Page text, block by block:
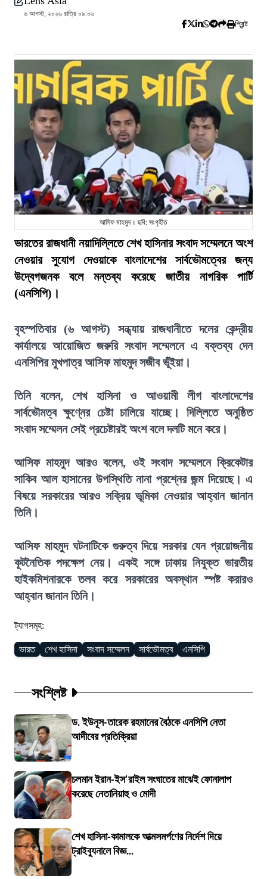
৬ আগস্ট, ২০২৬ রাত্রি ০৯:০৬
প্রিন্ট
আসিফ মাহমুদ। ছবি: সংগৃহীত
ভারতের রাজধানী নয়াদিল্লিতে শেখ হাসিনার সংবাদ সম্মেলনে অংশ
নেওয়ার সুযোগ দেওয়াকে বাংলাদেশের সার্বভৌমত্বের জন্য
উদ্বেগজনক বলে মন্তব্য করেছে জাতীয় নাগরিক পার্টি
(এনসিপি)।
বৃহস্পতিবার (৬ আগস্ট) সন্ধ্যায় রাজধানীতে দলের কেন্দ্রীয়
কার্যালয়ে আয়োজিত জরুরি সংবাদ সম্মেলনে এ বক্তব্য দেন
এনসিপির মুখপাত্র আসিফ মাহমুদ সজীব ভূঁইয়া।
তিনি বলেন, শেখ হাসিনা ও আওয়ামী লীগ বাংলাদেশের
সার্বভৌমত্ব ক্ষুণ্নের চেষ্টা চালিয়ে যাচ্ছে। দিল্লিতে অনুষ্ঠিত
সংবাদ সম্মেলন সেই প্রচেষ্টারই অংশ বলে দলটি মনে করে।
আসিফ মাহমুদ আরও বলেন, ওই সংবাদ সম্মেলনে ক্রিকেটার
সাকিব আল হাসানের উপস্থিতি নানা প্রশ্নের জন্ম দিয়েছে। এ
বিষয়ে সরকারের আরও সক্রিয় ভূমিকা নেওয়ার আহ্বান জানান
তিনি।
আসিফ মাহমুদ ঘটনাটিকে গুরুত্ব দিয়ে সরকার যেন প্রয়োজনীয়
কূটনৈতিক পদক্ষেপ নেয়। একই সঙ্গে ঢাকায় নিযুক্ত ভারতীয়
হাইকমিশনারকে তলব করে সরকারের অবস্থান স্পষ্ট করারও
আহ্বান জানান তিনি।
ট্যাগসমূহ:
ভারত শেখ হাসিনা সংবাদ সম্মেলন সার্বভৌমত্ব এনসিপি
সংশ্লিষ্ট
ড. ইউনূস-তারেক রহমানের বৈঠকে এনসিপি নেতা
আদীবের প্রতিক্রিয়া
চলমান ইরান-ইস'রাইল সংঘাতের মাঝেই ফোনালাপ
করেছে নেতানিয়াহু ও মোদী
শেখ হাসিনা-কামালকে আত্মসমর্পণের নির্দেশ দিয়ে
ট্রাইব্যুনালে বিজ্ঞ...